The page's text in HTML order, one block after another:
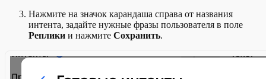
Нажмите на значок карандаша справа от названия
интента, задайте нужные фразы пользователя в поле
Реплики и нажмите Сохранить.